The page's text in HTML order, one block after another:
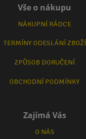
Vše o nákupu
NÁKUPNÍ RÁDCE
TERMÍNY ODESLÁNÍ ZBOŽÍ
ZPŮSOB DORUČENÍ
OBCHODNÍ PODMÍNKY
Zajímá Vás
O NÁS